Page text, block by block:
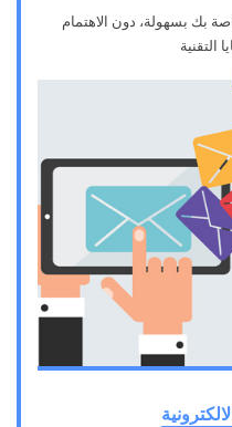
بك بسهولة، دون الاهتمام
التقنية